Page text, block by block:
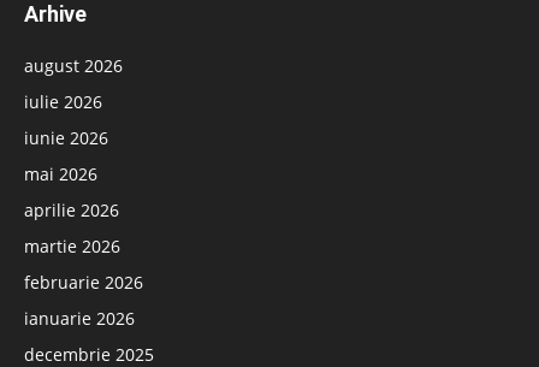
Arhive
august 2026
iulie 2026
iunie 2026
mai 2026
aprilie 2026
martie 2026
februarie 2026
ianuarie 2026
decembrie 2025